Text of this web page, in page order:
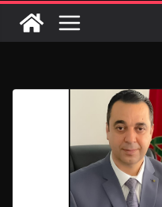
destinada a
en una
marroquí-